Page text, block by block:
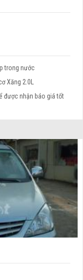
trong nước
Xăng 2.0L
được nhận báo giá tốt